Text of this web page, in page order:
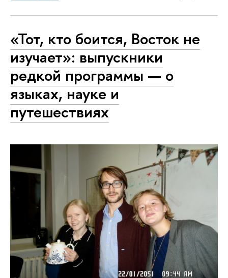
«Тот, кто боится, Восток не
изучает»: выпускники
редкой программы — о
языках, науке и
путешествиях